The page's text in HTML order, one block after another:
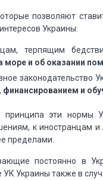
позволяют
Украины:
терпящим
и об оказании
законодательство
и
принципа эти
к иностранцам
пределами.
постоянно в
Украины также в